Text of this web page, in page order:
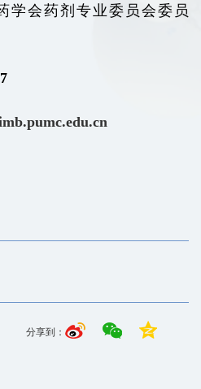
学会药剂专业委员会委员
分享到：